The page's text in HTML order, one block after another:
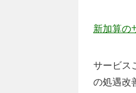
新加算の
サービス
の処遇改